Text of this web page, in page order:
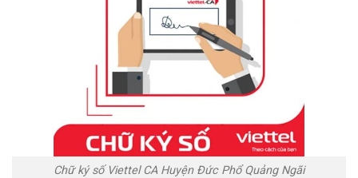
Chữ ký số Viettel CA Huyện Đức Phổ Quảng Ngãi